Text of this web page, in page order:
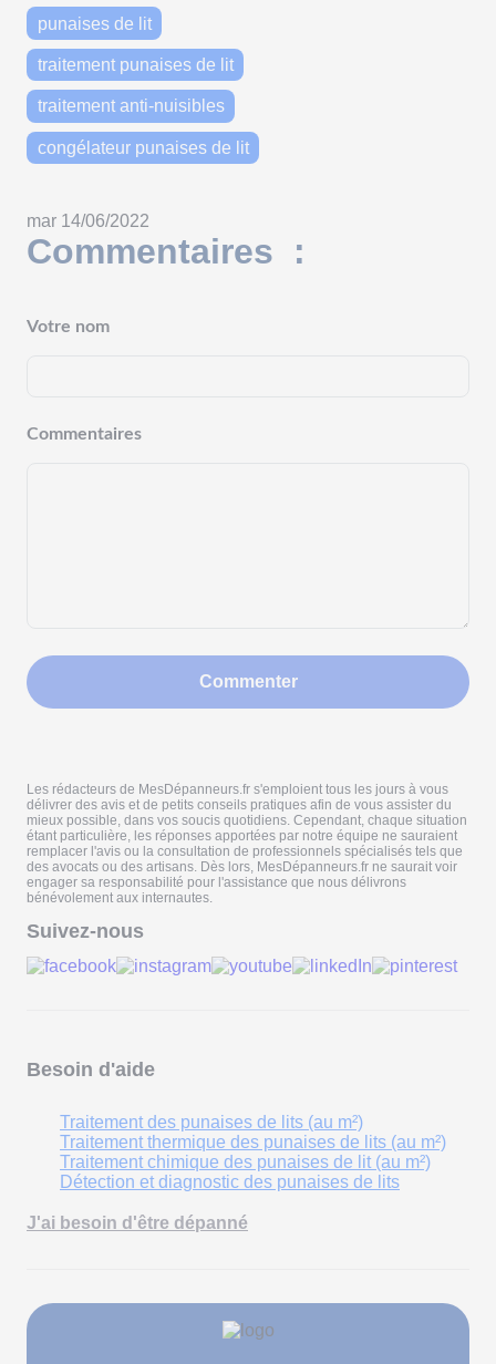
punaises de lit
traitement punaises de lit
traitement anti-nuisibles
congélateur punaises de lit
mar 14/06/2022
Commentaires :
Votre nom
Commentaires
Commenter
Les rédacteurs de MesDépanneurs.fr s'emploient tous les jours à vous
délivrer des avis et de petits conseils pratiques afin de vous assister du
mieux possible, dans vos soucis quotidiens. Cependant, chaque situation
étant particulière, les réponses apportées par notre équipe ne sauraient
remplacer l'avis ou la consultation de professionnels spécialisés tels que
des avocats ou des artisans. Dès lors, MesDépanneurs.fr ne saurait voir
engager sa responsabilité pour l'assistance que nous délivrons
bénévolement aux internautes.
Suivez-nous
Besoin d'aide
Traitement des punaises de lits (au m²)
Traitement thermique des punaises de lits (au m²)
Traitement chimique des punaises de lit (au m²)
Détection et diagnostic des punaises de lits
J'ai besoin d'être dépanné